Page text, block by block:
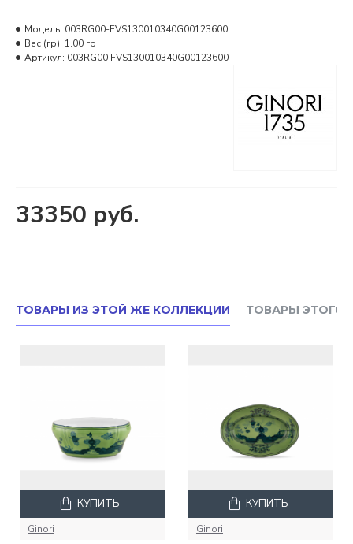
33350 руб.
Модель: 003RG00-FVS130010340G00123600
Вес (гр): 1.00 гр
Артикул: 003RG00 FVS130010340G00123600
ТОВАРЫ ИЗ ЭТОЙ ЖЕ КОЛЛЕКЦИИ ТОВАРЫ ЭТОГО
Ginori
КУПИТЬ
Ginori
КУПИТЬ